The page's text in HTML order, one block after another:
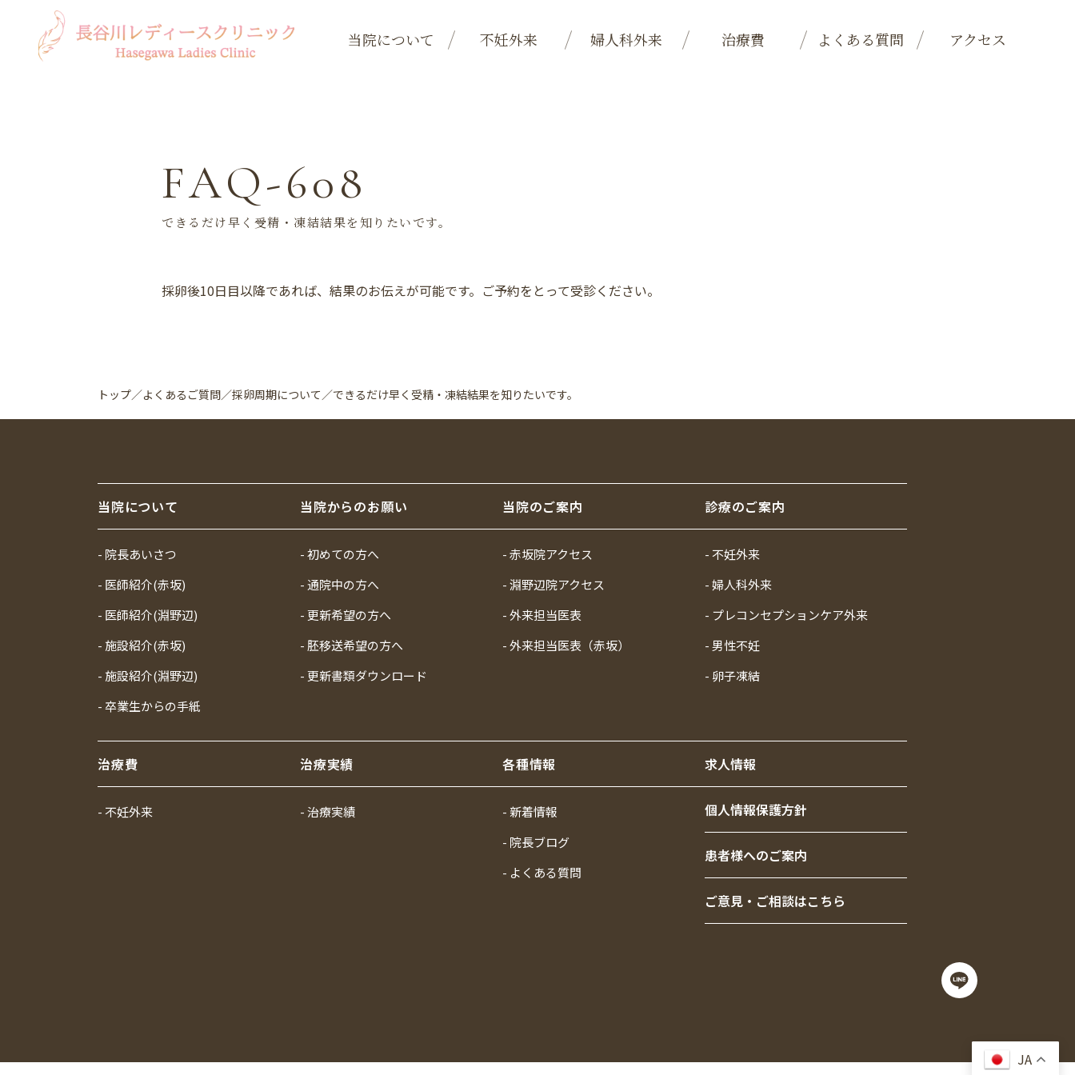
当院について 不妊外来 婦人科外来 治療費 よくある質問 アクセス
FAQ-608
できるだけ早く受精・凍結結果を知りたいです。
採卵後10日目以降であれば、結果のお伝えが可能です。ご予約をとって受診ください。
トップ／よくあるご質問／採卵周期について／できるだけ早く受精・凍結結果を知りたいです。
当院について
- 院長あいさつ
- 医師紹介(赤坂)
- 医師紹介(淵野辺)
- 施設紹介(赤坂)
- 施設紹介(淵野辺)
- 卒業生からの手紙
当院からのお願い
- 初めての方へ
- 通院中の方へ
- 更新希望の方へ
- 胚移送希望の方へ
- 更新書類ダウンロード
当院のご案内
- 赤坂院アクセス
- 淵野辺院アクセス
- 外来担当医表
- 外来担当医表（赤坂）
診療のご案内
- 不妊外来
- 婦人科外来
- プレコンセプションケア外来
- 男性不妊
- 卵子凍結
治療費
- 不妊外来
治療実績
- 治療実績
各種情報
- 新着情報
- 院長ブログ
- よくある質問
求人情報
個人情報保護方針
患者様へのご案内
ご意見・ご相談はこちら
JA